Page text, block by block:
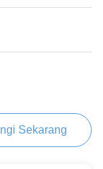
Sekarang